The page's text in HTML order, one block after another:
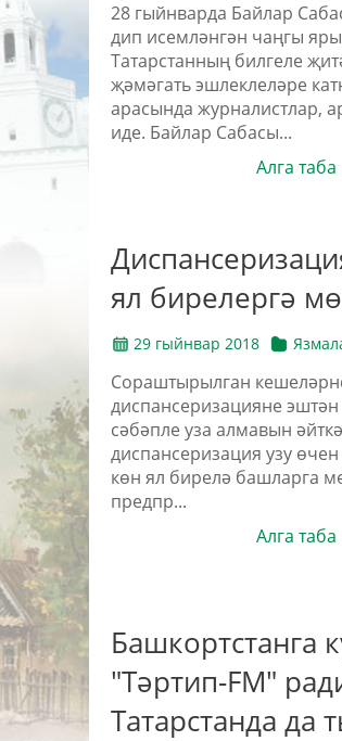
28 гыйнварда Байлар
дип исемләнгән чаңгы
Татарстанның билгеле
җәмәгать эшлеклеләре
арасында журналистлар,
иде. Байлар Сабасы...
Алга
ял бирелергә
29 гыйнвар 2018
Сораштырылган
диспансеризацияне эштән
сәбәпле уза алмавын
диспансеризация узу
көн ял бирелә башларга
предпр...
Алга
Башкортстанга
"Тәртип-FM"
Татарстанда да